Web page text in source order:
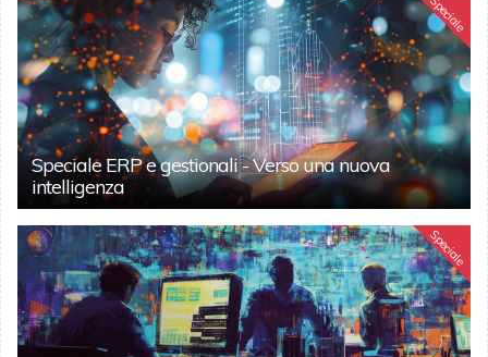
Speciale
Speciale ERP e gestionali - Verso una nuova
intelligenza
Speciale